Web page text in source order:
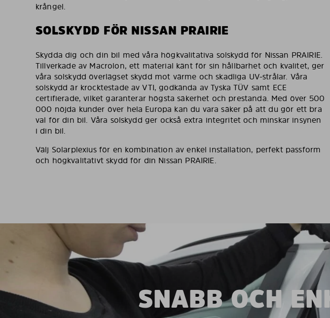
krångel.
SOLSKYDD FÖR NISSAN PRAIRIE
Skydda dig och din bil med våra högkvalitativa solskydd för Nissan PRAIRIE.
Tillverkade av Macrolon, ett material känt för sin hållbarhet och kvalitet, ger
våra solskydd överlägset skydd mot värme och skadliga UV-strålar. Våra
solskydd är krocktestade av VTI, godkända av Tyska TÜV samt ECE
certifierade, vilket garanterar högsta säkerhet och prestanda. Med över 500
000 nöjda kunder över hela Europa kan du vara säker på att du gör ett bra
val för din bil. Våra solskydd ger också extra integritet och minskar insynen
i din bil.
Välj Solarplexius för en kombination av enkel installation, perfekt passform
och högkvalitativt skydd för din Nissan PRAIRIE.
SNABB OCH